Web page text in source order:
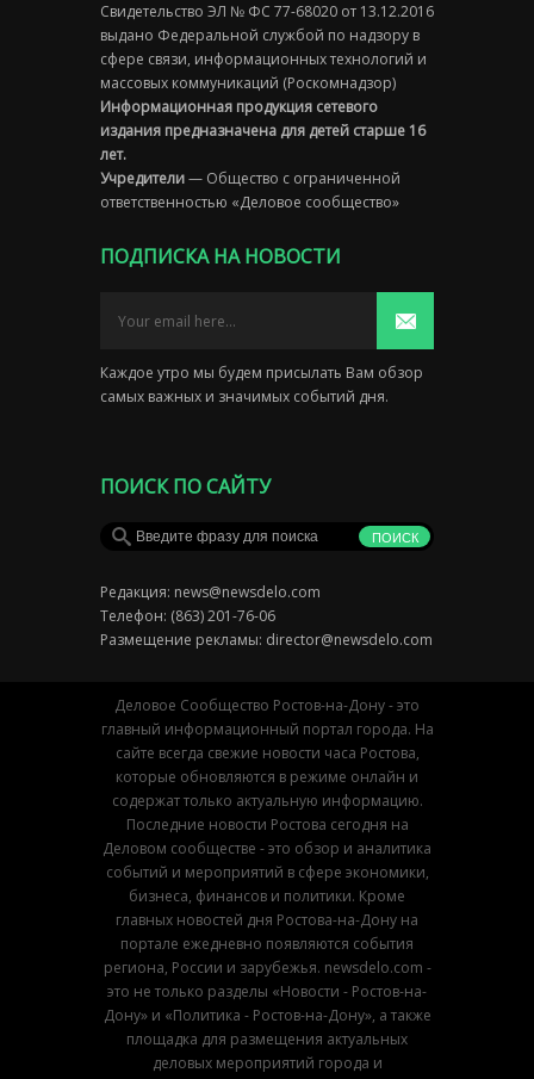
Свидетельство ЭЛ № ФС 77-68020 от 13.12.2016
выдано Федеральной службой по надзору в
сфере связи, информационных технологий и
массовых коммуникаций (Роскомнадзор)
Информационная продукция сетевого
издания предназначена для детей старше 16
лет.
Учредители— Общество с ограниченной
ответственностью «Деловое сообщество»
ПОДПИСКА НА НОВОСТИ
Каждое утро мы будем присылать Вам обзор
самых важных и значимых событий дня.
ПОИСК ПО САЙТУ
Редакция: news@newsdelo.com
Телефон: (863) 201-76-06
Размещение рекламы: director@newsdelo.com
Деловое Сообщество Ростов-на-Дону - это
главный информационный портал города. На
сайте всегда свежие новости часа Ростова,
которые обновляются в режиме онлайн и
содержат только актуальную информацию.
Последние новости Ростова сегодня на
Деловом сообществе - это обзор и аналитика
событий и мероприятий в сфере экономики,
бизнеса, финансов и политики. Кроме
главных новостей дня Ростова-на-Дону на
портале ежедневно появляются события
региона, России и зарубежья. newsdelo.com -
это не только разделы «Новости - Ростов-на-
Дону» и «Политика - Ростов-на-Дону», а также
площадка для размещения актуальных
деловых мероприятий города и